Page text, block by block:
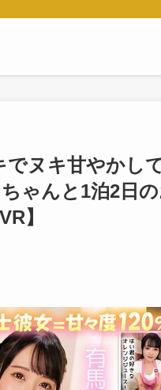
でヌキ甘やか
ゃんと1泊2日
】